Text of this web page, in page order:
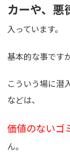
カーや、悪
入っています。
基本的な事ですが
こういう場に潜
などは、
価値のないゴ
ん。